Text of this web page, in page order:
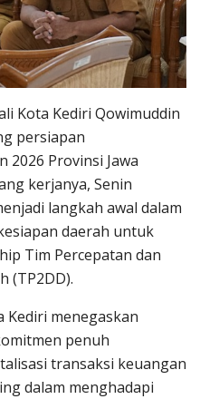
Kota Kediri Qowimuddin
persiapan
2026 Provinsi Jawa
kerjanya, Senin
langkah awal dalam
daerah untuk
Tim Percepatan dan
(TP2DD).
Kediri menegaskan
penuh
transaksi keuangan
dalam menghadapi